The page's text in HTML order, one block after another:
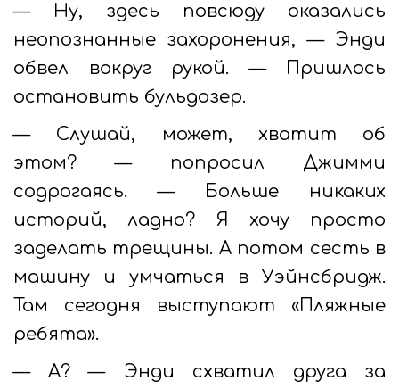
— Ну, здесь повсюду оказались
неопознанные захоронения, — Энди
обвел вокруг рукой. — Пришлось
остановить бульдозер.
— Слушай, может, хватит об
этом? — попросил Джимми
содрогаясь. — Больше никаких
историй, ладно? Я хочу просто
заделать трещины. А потом сесть в
машину и умчаться в Уэйнсбридж.
Там сегодня выступают «Пляжные
ребята».
— А? — Энди схватил друга за